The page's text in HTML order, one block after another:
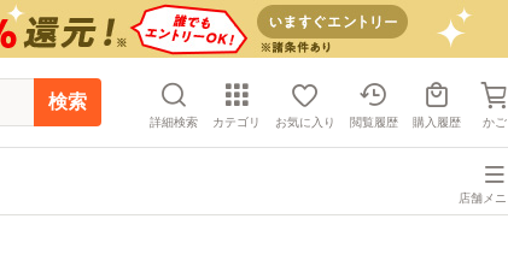
検索
詳細検索 カテゴリ お気に入り 閲覧履歴 購入履歴 かご
店舗メ